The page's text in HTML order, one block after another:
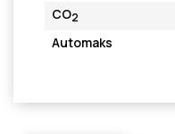
CO2
Automaks